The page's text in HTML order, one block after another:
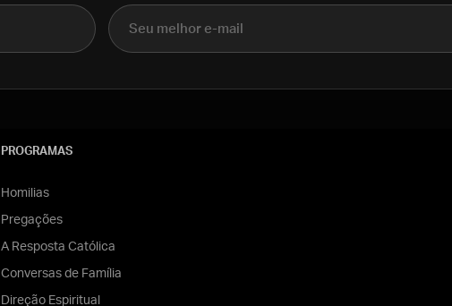
E-mail
PROGRAMAS
Homilias
Pregações
A Resposta Católica
Conversas de Família
Direção Espiritual